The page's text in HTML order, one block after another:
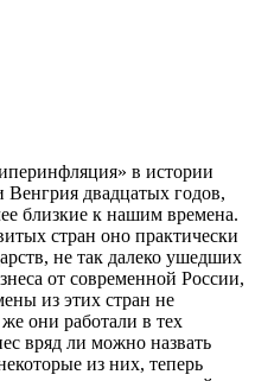
в истории
Венгрия двадцатых годов,
близкие к нашим времена.
стран оно практически
не так далеко ушедших
от современной России,
из этих стран не
они работали в тех
вряд ли можно назвать
из них, теперь